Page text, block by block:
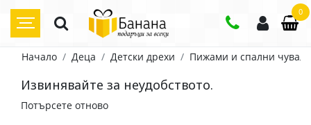
0
Начало Деца Детски дрехи Пижами и спални
Извинявайте за неудобството.
Потърсете отново